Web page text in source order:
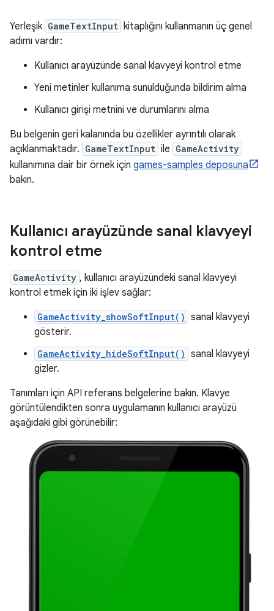
Yerleşik GameTextInput kitaplığını kullanmanın üç genel
adımı vardır:
Kullanıcı arayüzünde sanal klavyeyi kontrol etme
Yeni metinler kullanıma sunulduğunda bildirim alma
Kullanıcı girişi metnini ve durumlarını alma
Bu belgenin geri kalanında bu özellikler ayrıntılı olarak
açıklanmaktadır. GameTextInput ile GameActivity
kullanımına dair bir örnek için games-samples deposuna
bakın.
Kullanıcı arayüzünde sanal klavyeyi
kontrol etme
GameActivity , kullanıcı arayüzündeki sanal klavyeyi
kontrol etmek için iki işlev sağlar:
GameActivity_showSoftInput() sanal klavyeyi
gösterir.
GameActivity_hideSoftInput() sanal klavyeyi
gizler.
Tanımları için API referans belgelerine bakın. Klavye
görüntülendikten sonra uygulamanın kullanıcı arayüzü
aşağıdaki gibi görünebilir: